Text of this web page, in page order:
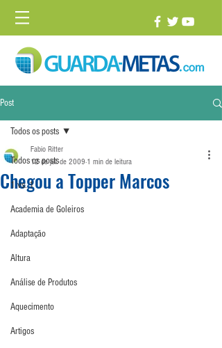
Post
Todos os posts
1 vs. 1
Academia de Goleiros
Adaptação
Altura
Análise de Produtos
Aquecimento
Artigos
Todos os posts
Chegou a Topper Marcos
Fabio Ritter
12 de jul. de 2009 1 min de leitura